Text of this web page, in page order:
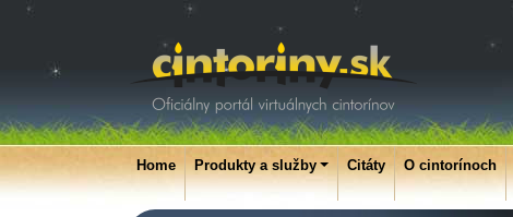
Home Produkty a služby Citáty O cintorínoch